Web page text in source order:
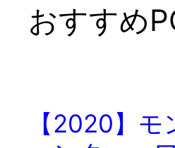
おすすめ
【2020】モ